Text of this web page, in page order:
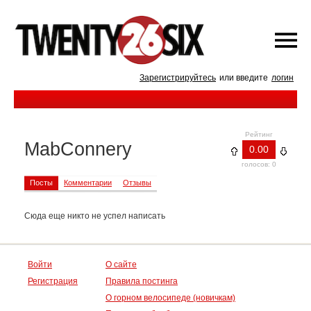
Зарегистрируйтесь или введите логин
Рейтинг
0.00
голосов: 0
MabConnery
Посты Комментарии Отзывы
Сюда еще никто не успел написать
Войти
Регистрация
О сайте
Правила постинга
О горном велосипеде (новичкам)